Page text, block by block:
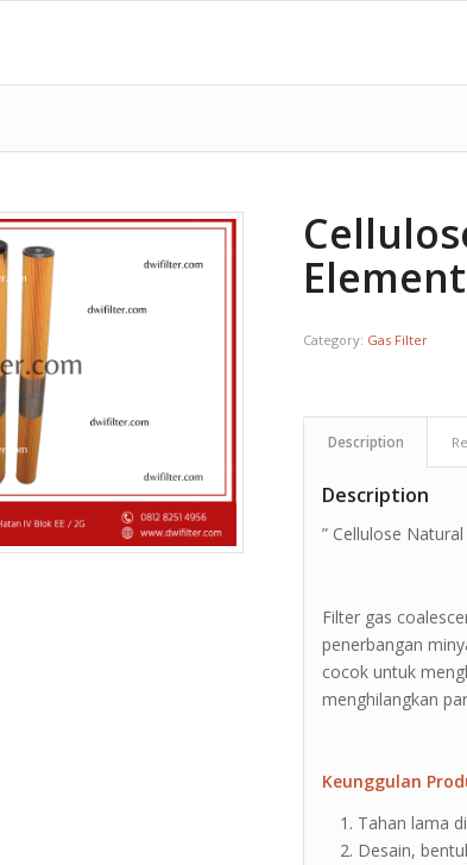
Element
Category: Gas Filter
Description
Description
” Cellulose
Filter gas
penerbangan
cocok untuk
menghilangkan
Keunggulan
Tahan lama
Desain,